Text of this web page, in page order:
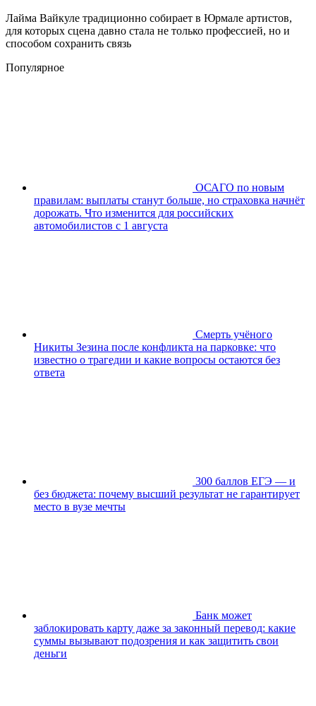
Лайма Вайкуле традиционно собирает в Юрмале артистов,
для которых сцена давно стала не только профессией, но и
способом сохранить связь
Популярное
ОСАГО по новым
правилам: выплаты станут больше, но страховка начнёт
дорожать. Что изменится для российских
автомобилистов с 1 августа
Смерть учёного
Никиты Зезина после конфликта на парковке: что
известно о трагедии и какие вопросы остаются без
ответа
300 баллов ЕГЭ — и
без бюджета: почему высший результат не гарантирует
место в вузе мечты
Банк может
заблокировать карту даже за законный перевод: какие
суммы вызывают подозрения и как защитить свои
деньги